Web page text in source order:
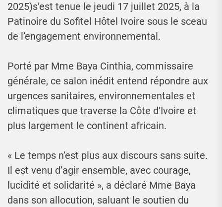
2025)s’est tenue le jeudi 17 juillet 2025, à la
Patinoire du Sofitel Hôtel Ivoire sous le sceau
de l’engagement environnemental.
Porté par Mme Baya Cinthia, commissaire
générale, ce salon inédit entend répondre aux
urgences sanitaires, environnementales et
climatiques que traverse la Côte d’Ivoire et
plus largement le continent africain.
« Le temps n’est plus aux discours sans suite.
Il est venu d’agir ensemble, avec courage,
lucidité et solidarité », a déclaré Mme Baya
dans son allocution, saluant le soutien du